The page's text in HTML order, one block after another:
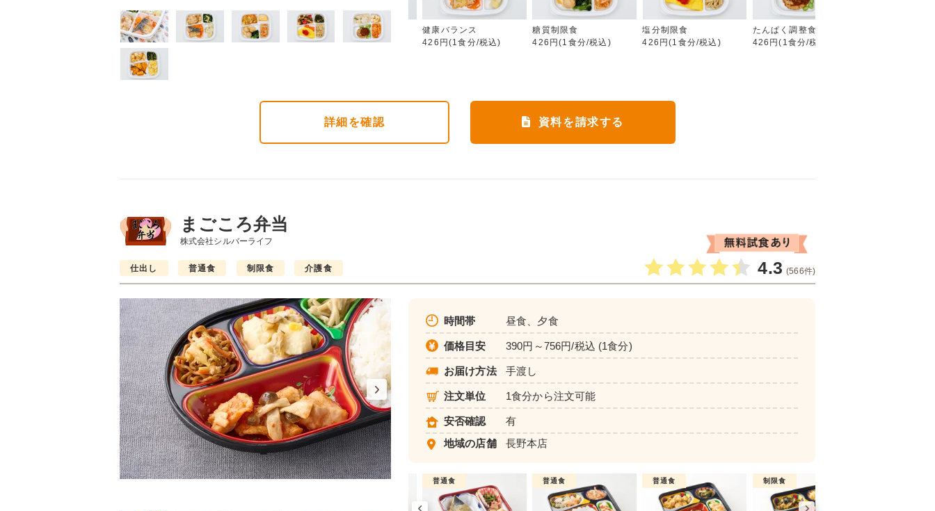
塩分制限食
426円(1食分/税込)
たんぱく調整食
426円(1食分/税込)
カロリー調整食
426円(1食分/税込)
健康バランス
426円(1食分/税込)
糖質制限食
426円(1食分/税込)
塩分制限食
426円(1食分/税込)
たんぱく調整食
426円(1食分/税込)
詳細 を確認 資料を請求する
まごころ弁当
株式会社シルバーライフ
仕出し 普通食 制限食 介護食 4.3 (566件)
彩り旬菜 彩り旬菜プラス
時間帯 昼食、夕食
価格目安 390円～756円/税込 (1食分)
お届け方法 手渡し
注文単位 1食分から注文可能
安否確認
有
地域の店舗
長野本店
制限食 制限食 介護食 普通食 普通食 普通食 制限食